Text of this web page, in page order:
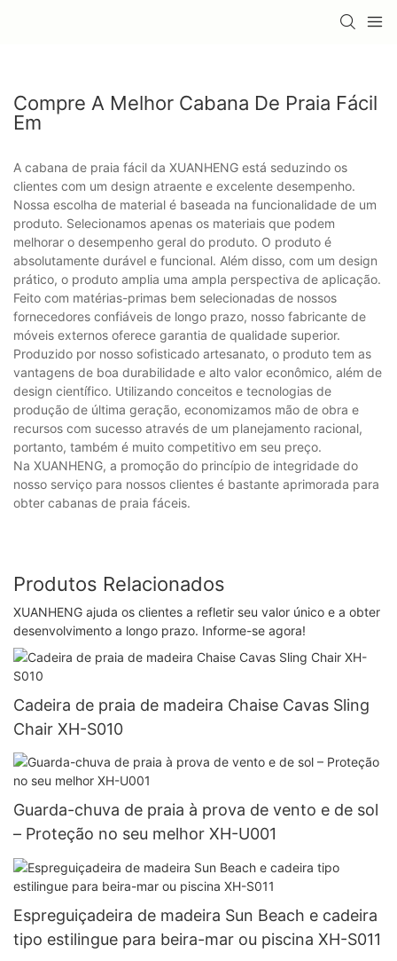
Compre A Melhor Cabana De Praia Fácil
Em
A cabana de praia fácil da XUANHENG está seduzindo os
clientes com um design atraente e excelente desempenho.
Nossa escolha de material é baseada na funcionalidade de um
produto. Selecionamos apenas os materiais que podem
melhorar o desempenho geral do produto. O produto é
absolutamente durável e funcional. Além disso, com um design
prático, o produto amplia uma ampla perspectiva de aplicação.
Feito com matérias-primas bem selecionadas de nossos
fornecedores confiáveis ​​de longo prazo, nosso fabricante de
móveis externos oferece garantia de qualidade superior.
Produzido por nosso sofisticado artesanato, o produto tem as
vantagens de boa durabilidade e alto valor econômico, além de
design científico. Utilizando conceitos e tecnologias de
produção de última geração, economizamos mão de obra e
recursos com sucesso através de um planejamento racional,
portanto, também é muito competitivo em seu preço.
Na XUANHENG, a promoção do princípio de integridade do
nosso serviço para nossos clientes é bastante aprimorada para
obter cabanas de praia fáceis.
Produtos Relacionados
XUANHENG ajuda os clientes a refletir seu valor único e a obter
desenvolvimento a longo prazo. Informe-se agora!
Cadeira de praia de madeira Chaise Cavas Sling
Chair XH-S010
Guarda-chuva de praia à prova de vento e de sol
– Proteção no seu melhor XH-U001
Espreguiçadeira de madeira Sun Beach e cadeira
tipo estilingue para beira-mar ou piscina XH-S011